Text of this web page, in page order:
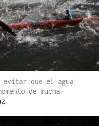
evitar que el agua
de mucha